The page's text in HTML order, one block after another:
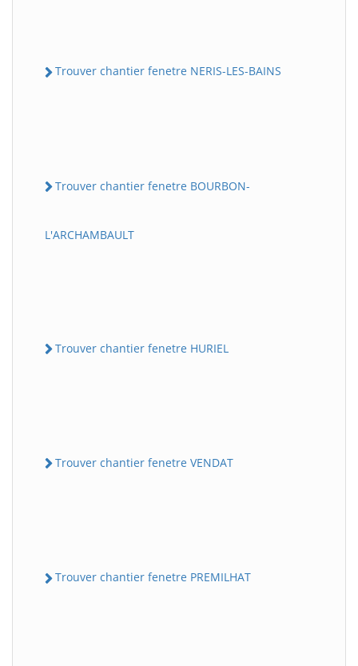
Trouver chantier fenetre NERIS-LES-BAINS
Trouver chantier fenetre BOURBON-
L'ARCHAMBAULT
Trouver chantier fenetre HURIEL
Trouver chantier fenetre VENDAT
Trouver chantier fenetre PREMILHAT